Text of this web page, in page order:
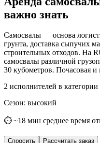
важно знать
Самосвалы — основа
грунта, доставка сыпучих
строительных отходов. На
самосвалы различной
30 кубометров. Почасовая и
2 исполнителей в категории
Сезон: высокий
⏱ ~18 мин среднее время
Спросить Рассчитать заказ